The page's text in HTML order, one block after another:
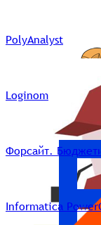
PolyAnalyst
Loginom
Форсайт.
Informatica